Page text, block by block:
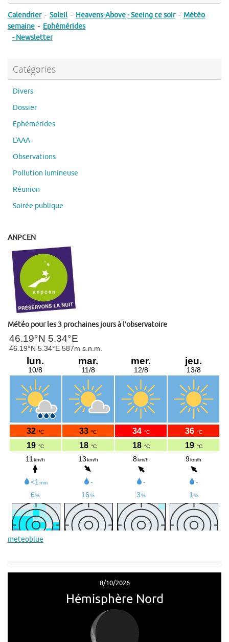
Calendrier- Soleil - Heavens-Above- Seeing ce soir- Météo
semaine - Ephémérides
- Newsletter
Catégories
Divers
Dossier
Ephémérides
L'AAA
Observations
Pollution lumineuse
Réunion
Soirée publique
ANPCEN
Météo pour les 3 prochaines jours à l’observatoire
meteoblue
8/10/2026
Hémisphère Nord